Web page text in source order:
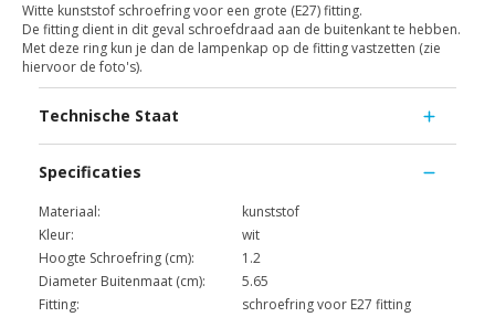
Witte kunststof schroefring voor een grote (E27) fitting.
De fitting dient in dit geval schroefdraad aan de buitenkant te hebben.
Met deze ring kun je dan de lampenkap op de fitting vastzetten (zie
hiervoor de foto's).
Technische Staat
Specificaties
Materiaal:
kunststof
Kleur:
wit
Hoogte Schroefring (cm):
1.2
Diameter Buitenmaat (cm):
5.65
Fitting:
schroefring voor E27 fitting